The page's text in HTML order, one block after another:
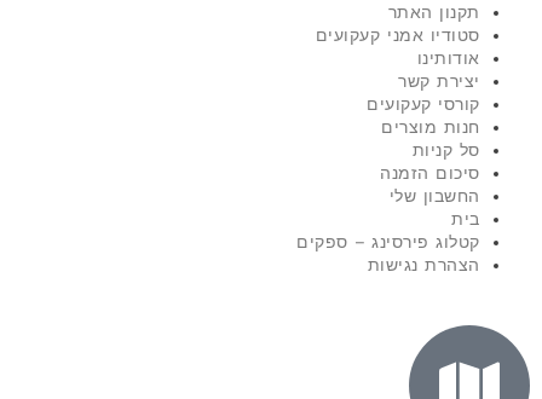
תקנון האתר
סטודיו אמני קעקועים
אודותינו
יצירת קשר
קורסי קעקועים
חנות מוצרים
סל קניות
סיכום הזמנה
החשבון שלי
בית
קטלוג פירסינג – ספקים
הצהרת נגישות